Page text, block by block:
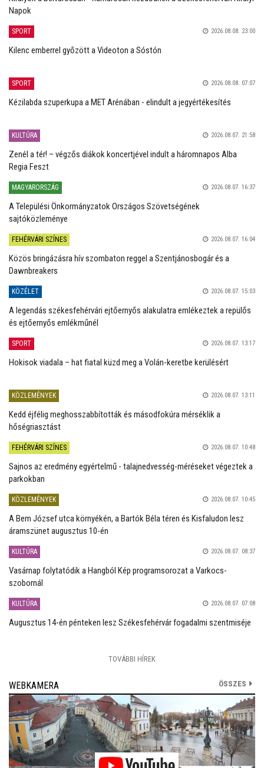
Napok
SPORT 2026.08.08. 23:00
Kilenc emberrel győzött a Videoton a Sóstón
SPORT 2026.08.08. 07:07
Kézilabda szuperkupa a MET Arénában - elindult a jegyértékesítés
KULTÚRA 2026.08.07. 21:58
Zenél a tér! – végzős diákok koncertjével indult a háromnapos Alba
Regia Feszt
MAGYARORSZÁG 2026.08.07. 16:37
A Települési Önkormányzatok Országos Szövetségének
sajtóközleménye
FEHÉRVÁRI SZÍNES 2026.08.07. 16:04
Közös bringázásra hív szombaton reggel a Szentjánosbogár és a
Dawnbreakers
KÖZÉLET 2026.08.07. 15:03
A legendás székesfehérvári ejtőernyős alakulatra emlékeztek a repülős
és ejtőernyős emlékműnél
SPORT 2026.08.07. 13:17
Hokisok viadala – hat fiatal küzd meg a Volán-keretbe kerülésért
KÖZLEMÉNYEK 2026.08.07. 13:11
Kedd éjfélig meghosszabbították és másodfokúra mérséklik a
hőségriasztást
FEHÉRVÁRI SZÍNES 2026.08.07. 10:48
Sajnos az eredmény egyértelmű - talajnedvesség-méréseket végeztek a
parkokban
KÖZLEMÉNYEK 2026.08.07. 10:45
A Bem József utca környékén, a Bartók Béla téren és Kisfaludon lesz
áramszünet augusztus 10-én
KULTÚRA 2026.08.07. 08:37
Vasárnap folytatódik a Hangból Kép programsorozat a Varkocs-
szobornál
KULTÚRA 2026.08.07. 07:08
Augusztus 14-én pénteken lesz Székesfehérvár fogadalmi szentmiséje
TOVÁBBI HÍREK
WEBKAMERA ÖSSZES